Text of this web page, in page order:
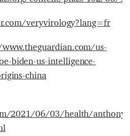
veryvirology?lang=fr
us-
biden-us-intelligence-
china
2021/06/03/health/anthony-